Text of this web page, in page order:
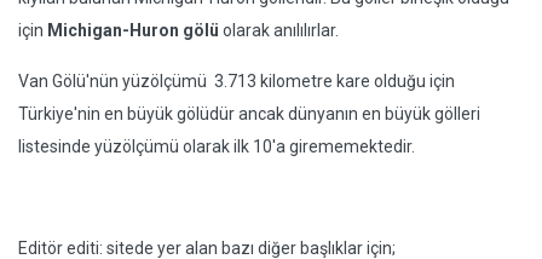
için Michigan-Huron gölü olarak anılılırlar.
Van Gölü'nün yüzölçümü 3.713 kilometre kare olduğu için
Türkiye'nin en büyük gölüdür ancak dünyanın en büyük gölleri
listesinde yüzölçümü olarak ilk 10'a girememektedir.
Editör editi: sitede yer alan bazı diğer başlıklar için;